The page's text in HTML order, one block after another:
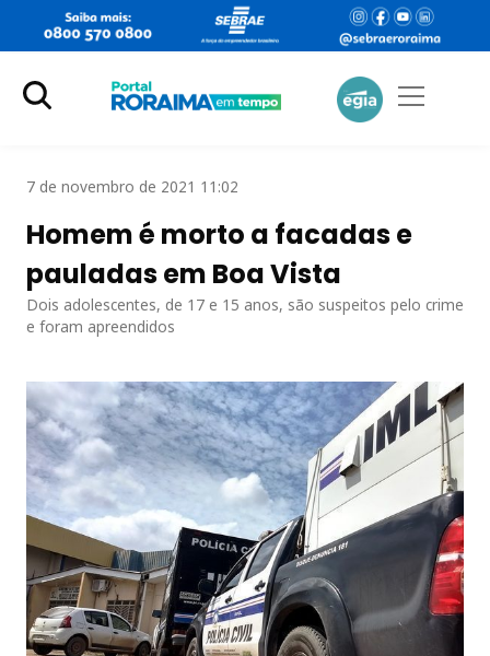
7 de novembro de 2021 11:02
Homem é morto a facadas e
pauladas em Boa Vista
Dois adolescentes, de 17 e 15 anos, são suspeitos pelo crime
e foram apreendidos